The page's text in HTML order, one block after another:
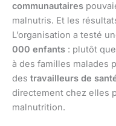
communautaires
malnutris. Et les
L’organisation a testé
000 enfants : plutôt
à des familles malades
des travailleurs de
directement chez elles
malnutrition.